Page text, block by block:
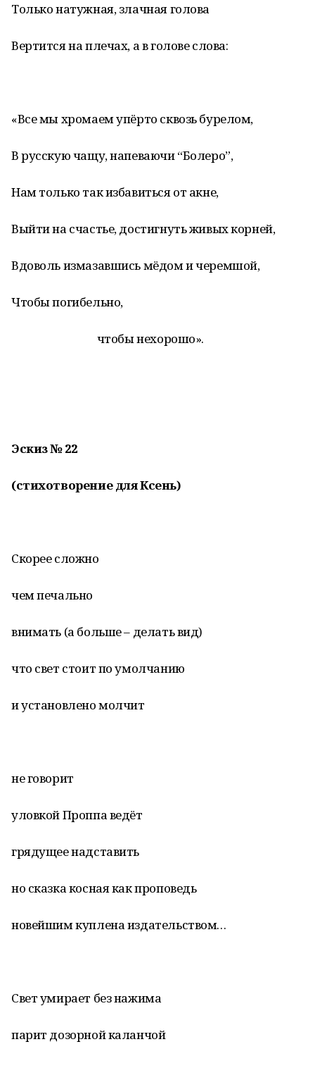
Только натужная, злачная голова
Вертится на плечах, а в голове слова:
«Все мы хромаем упёрто сквозь бурелом,
В русскую чащу, напеваючи “Болеро”,
Нам только так избавиться от акне,
Выйти на счастье, достигнуть живых корней,
Вдоволь измазавшись мёдом и черемшой,
Чтобы погибельно,
чтобы нехорошо».
Эскиз № 22
(стихотворение для Ксень)
Скорее сложно
чем печально
внимать (а больше – делать вид)
что свет стоит по умолчанию
и установлено молчит
не говорит
уловкой Проппа ведёт
грядущее надставить
но сказка косная как проповедь
новейшим куплена издательством…
Свет умирает без нажима
парит дозорной каланчой